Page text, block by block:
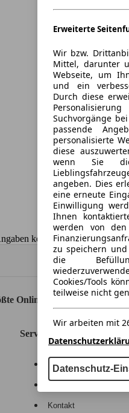
keine Gewähr.
Online-Automarkt.
Service
Hilfe
Kontakt
Erweiterte
Wir bzw.
Mittel, darunter
Webseite, um
und ein
Durch diese
Suchvorgänge
passende
personalisierte
diese
wenn Sie
angeben. Dies
eine erneute
Einwilligung
Ihnen
werden von
zu speichern
die
Cookies/Tools
teilweise nicht
Wir arbeiten mit
Datenschutz-